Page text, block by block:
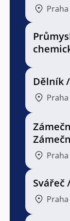
Praha
Dělník
Praha
Praha
Svářeč
Praha